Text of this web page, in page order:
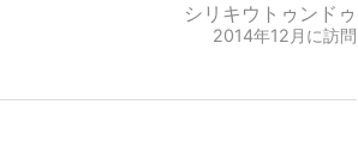
シリキウトゥンドゥ
2014年12月に訪問